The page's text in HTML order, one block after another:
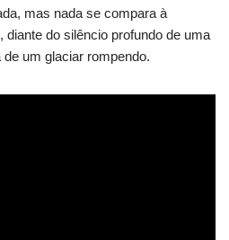
mas nada se compara à
diante do silêncio profundo de uma
um glaciar rompendo.